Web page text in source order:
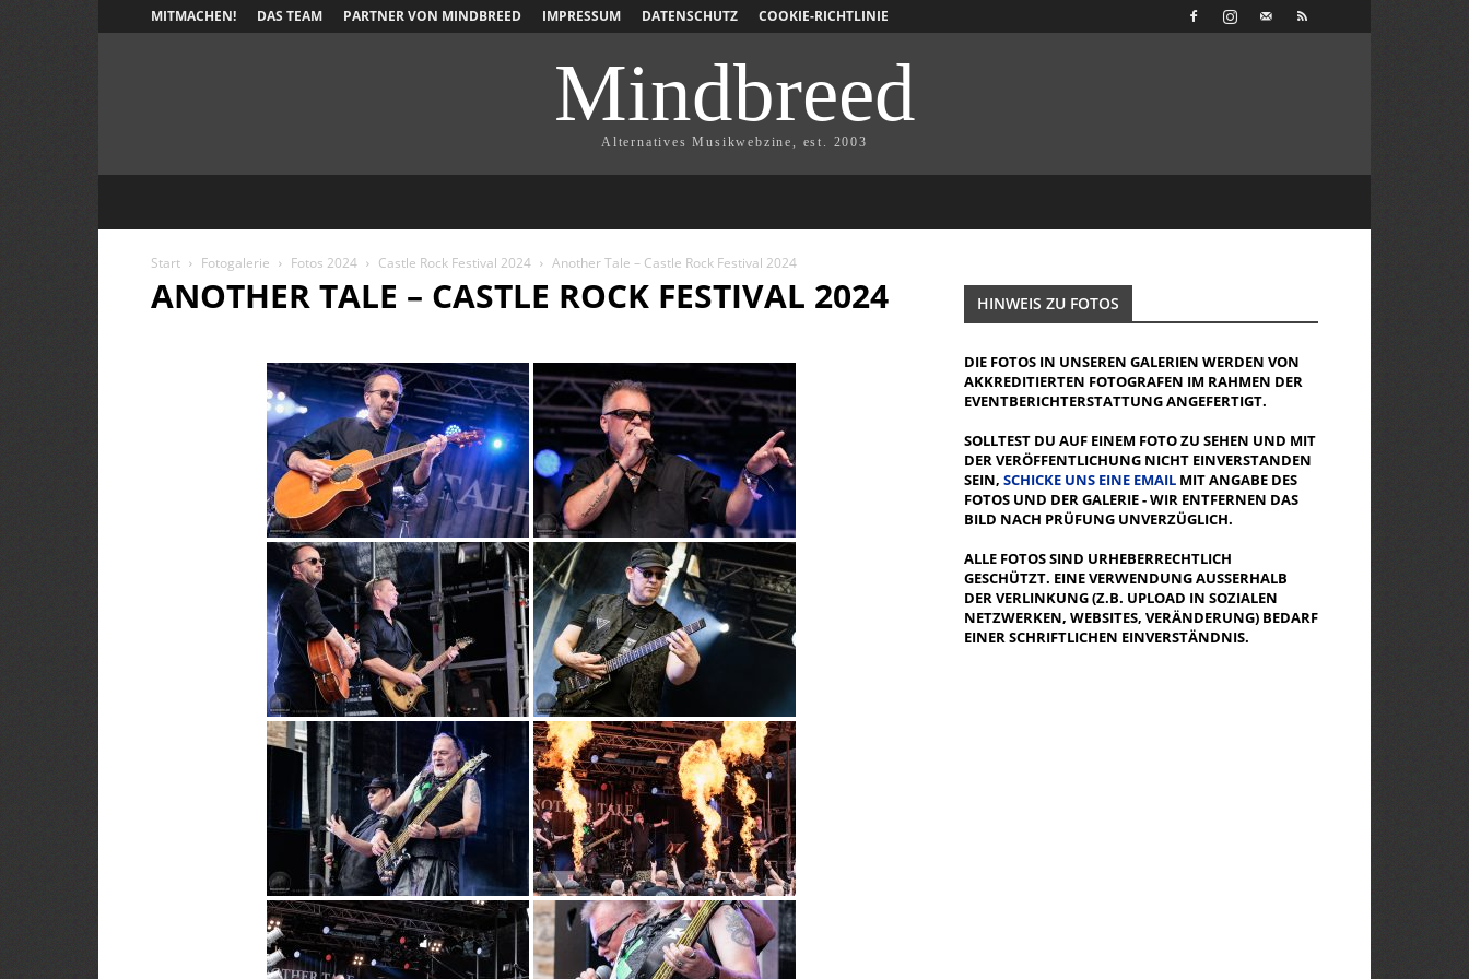
MITMACHEN! DAS TEAM PARTNER VON MINDBREED IMPRESSUM DATENSCHUTZ COOKIE-RICHTLINIE
Mindbreed
Alternatives Musikwebzine, est. 2003
Start Fotogalerie Fotos 2024 Castle Rock Festival 2024 Another Tale – Castle Rock Festival 2024
ANOTHER TALE – CASTLE ROCK FESTIVAL 2024 HINWEIS ZU FOTOS
DIE FOTOS IN UNSEREN GALERIEN WERDEN VON
AKKREDITIERTEN FOTOGRAFEN IM RAHMEN DER
EVENTBERICHTERSTATTUNG ANGEFERTIGT.
SOLLTEST DU AUF EINEM FOTO ZU SEHEN UND MIT
DER VERÖFFENTLICHUNG NICHT EINVERSTANDEN
SEIN, SCHICKE UNS EINE EMAIL MIT ANGABE DES
FOTOS UND DER GALERIE - WIR ENTFERNEN DAS
BILD NACH PRÜFUNG UNVERZÜGLICH.
ALLE FOTOS SIND URHEBERRECHTLICH
GESCHÜTZT. EINE VERWENDUNG AUSSERHALB D
ER VERLINKUNG (Z.B. UPLOAD IN SOZIALEN N
ETZWERKEN, WEBSITES, VERÄNDERUNG) BEDARF E
INER SCHRIFTLICHEN EINVERSTÄNDNIS.